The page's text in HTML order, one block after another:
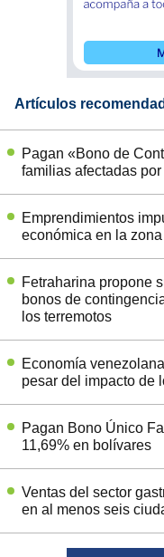
Artículos
Pagan «Bono de
familias afectadas
Emprendimientos
económica en la
Fetraharina propone
bonos de
los terremotos
Economía
pesar del impacto de
Pagan Bono Único
11,69% en bolívares
Ventas del sector
en al menos seis